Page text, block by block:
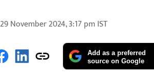
29 November 2024, 3:17 pm IST
Add as a preferred
source on Google